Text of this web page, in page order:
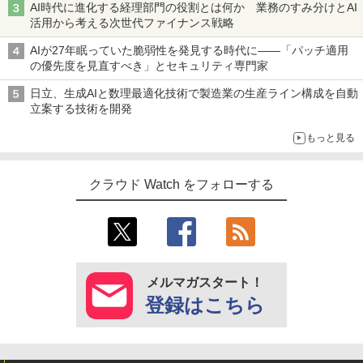
AI時代に進化する経理部門の役割とは何か 業務のすみ分けとAI
活用から考える次世代ファイナンス戦略
AIが27年眠っていた脆弱性を発見する時代に――「パッチ適用
の優先度を見直すべき」とセキュリティ専門家
日立、生成AIと数理最適化技術で製造業の生産ライン構成を自動
立案する技術を開発
もっと見る
クラウド Watch をフォローする
メルマガスタート！
登録はこちら